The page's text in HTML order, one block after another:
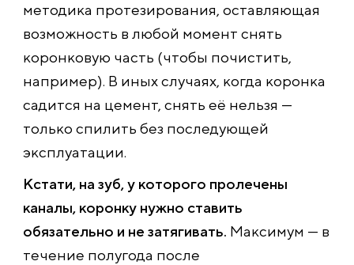
методика протезирования, оставляющая
возможность в любой момент снять
коронковую часть (чтобы почистить,
например). В иных случаях, когда коронка
садится на цемент, снять её нельзя —
только спилить без последующей
эксплуатации.
Кстати, на зуб, у которого пролечены
каналы, коронку нужно ставить
обязательно и не затягивать. Максимум — в
течение полугода после